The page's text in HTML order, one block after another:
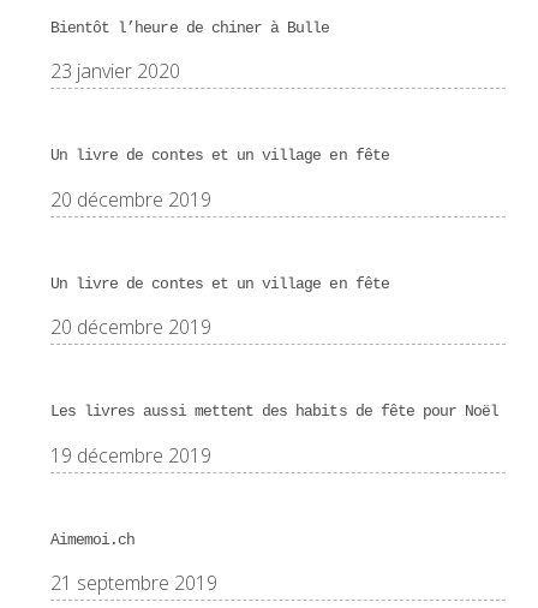
Bientôt l’heure de chiner à Bulle
23 janvier 2020
Un livre de contes et un village en fête
20 décembre 2019
Un livre de contes et un village en fête
20 décembre 2019
Les livres aussi mettent des habits de fête pour Noël
19 décembre 2019
Aimemoi.ch
21 septembre 2019